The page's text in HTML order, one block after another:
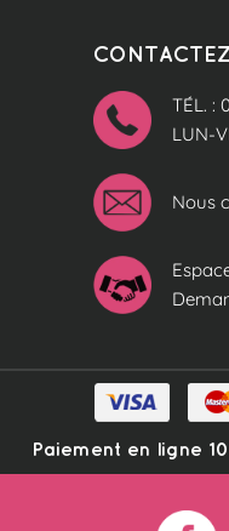
TÉL. :
LUN-
Nous
Paiement en ligne